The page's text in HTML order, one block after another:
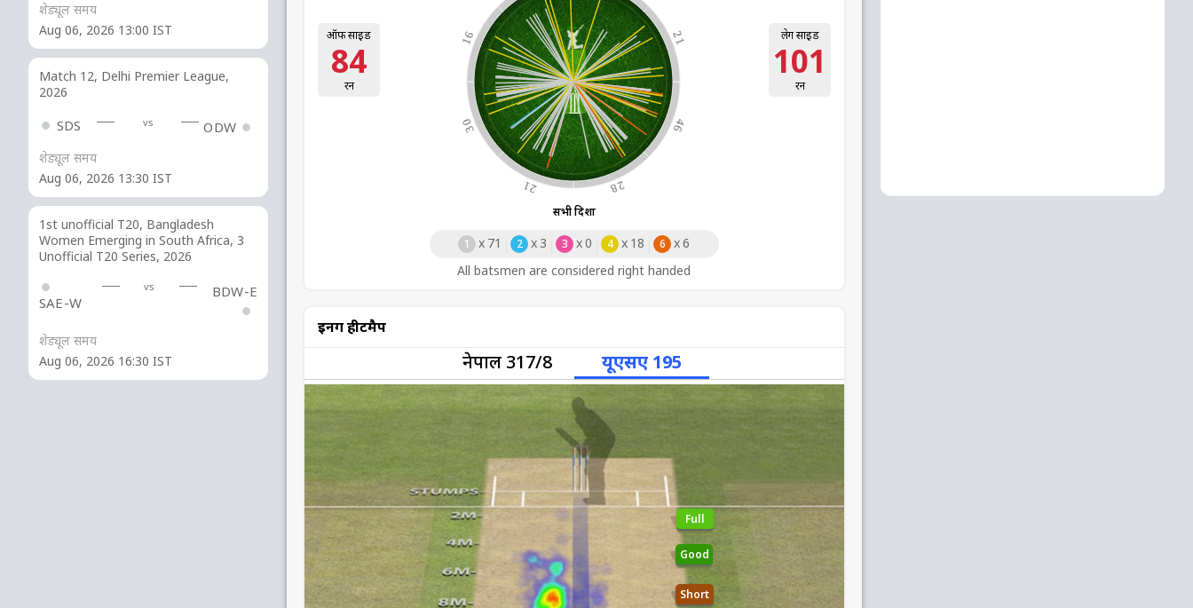
शेड्यूल समय
Aug 06, 2026 13:00 IST
Match 12, Delhi Premier League,
2026
SDS vs ODW
शेड्यूल समय
Aug 06, 2026 13:30 IST
1st unofficial T20, Bangladesh
Women Emerging in South Africa, 3
Unofficial T20 Series, 2026
SAE-W
vs BDW-E
शेड्यूल समय
Aug 06, 2026 16:30 IST
21
16
30
21 28
46
ऑफ साइड
84
रन
लेग साइड
101
रन
सभी दिशा
All batsmen are considered right handed
1 x 71 2 x 3 3 x0 4 x 18 6 x6
इनिंग हीटमैप
नेपाल 317/8 यूएसए 195
Full
Good
Short